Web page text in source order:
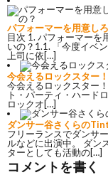
パフォーマーを用意し
目次 1. パフォーマーを
いの？1.1. 「今度イベ
上司に依[…]
今会えるロックスター
今会えるロックスター
ト・パーティ・ハード
ロックオ[…]
ダンサー谷さくらの
フリーランスでダンサ
ルなどに出演中。 ダン
ターとしても活動の[…]
コメントを書く